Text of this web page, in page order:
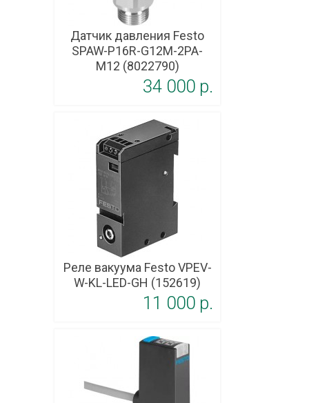
Датчик давления Festo
SPAW-P16R-G12M-2PA-
M12 (8022790)
34 000 p.
Реле вакуума Festo VPEV-
W-KL-LED-GH (152619)
11 000 p.